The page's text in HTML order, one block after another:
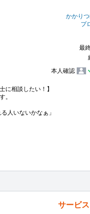
かかり
プ
最
本人確認
に相談したい！】
。
人いないかなぁ」
サービ